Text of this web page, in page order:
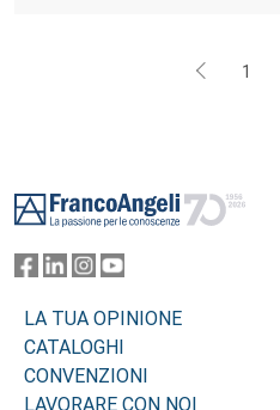
1
LA TUA OPINIONE
CATALOGHI
CONVENZIONI
LAVORARE CON NOI